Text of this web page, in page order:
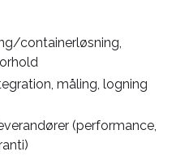
containerløsning,
måling, logning
(performance,